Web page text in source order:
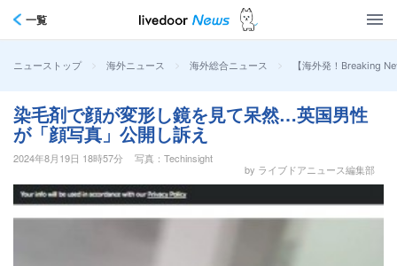
一覧
ニューストップ > 海外ニュース > 海外総合ニュース > 【海外発！Breaking
染毛剤で顔が変形し鏡を見て呆然…英国男性
が「顔写真」公開し訴え
2024年8月19日 18時57分
写真：Techinsight
by ライブドアニュース編集部